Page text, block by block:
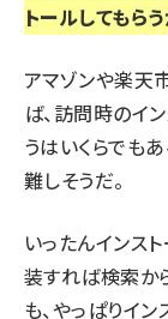
トールしてもらう
アマゾンや楽天
ば、訪問時のイ
うはいくらでも
難しそうだ。
いったんインス
装すれば検索か
も、やっぱりイ